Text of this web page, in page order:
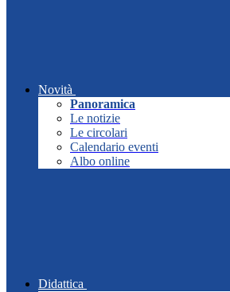
Novità
Panoramica
Le notizie
Le circolari
Calendario eventi
Albo online
Didattica